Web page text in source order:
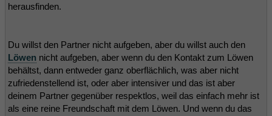
herausfinden.
Du willst den Partner nicht aufgeben, aber du willst auch den
Löwen nicht aufgeben, aber wenn du den Kontakt zum Löwen
behältst, dann entweder ganz oberflächlich, was aber nicht
zufriedenstellend ist, oder aber intensiver und das ist aber
deinem Partner gegenüber respektlos, weil das einfach mehr ist
als eine reine Freundschaft mit dem Löwen. Und wenn du das